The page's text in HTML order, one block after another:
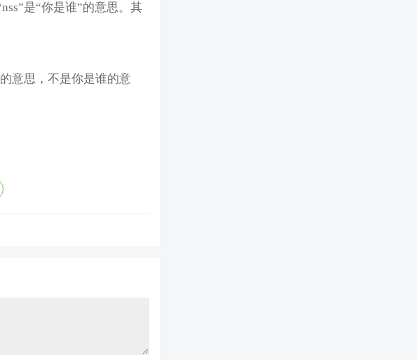
是“你是谁”的意思。其
意思，不是你是谁的意